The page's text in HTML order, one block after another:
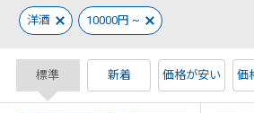
洋酒 10000円 ~
標準 新着 価格が安い 価